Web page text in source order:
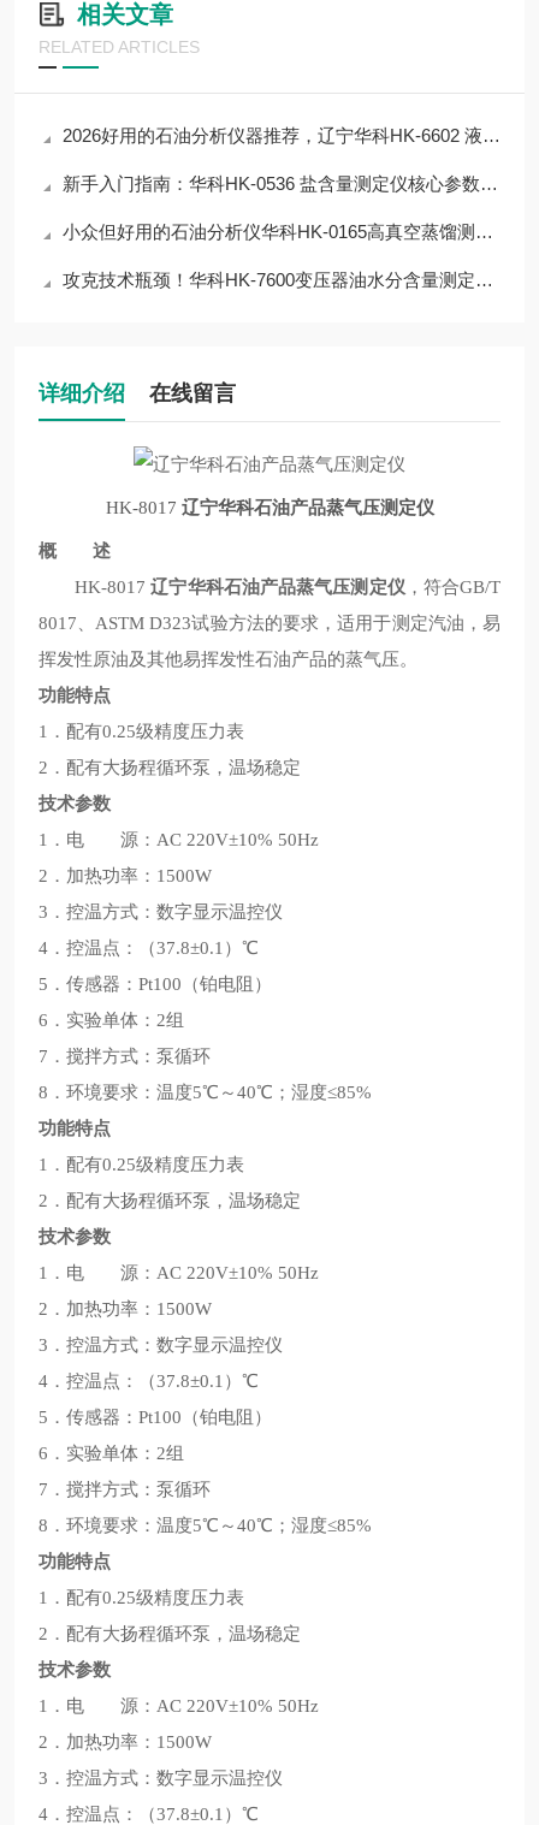
相关文章
RELATED ARTICLES
2026好用的石油分析仪器推荐，辽宁华科HK-6602 液化石油气蒸气压测定器
新手入门指南：华科HK-0536 盐含量测定仪核心参数解读，快速上手不踩雷
小众但好用的石油分析仪华科HK-0165高真空蒸馏测定器，解决行业检测难点
攻克技术瓶颈！华科HK-7600变压器油水分含量测定器技术优化方案，实测有效
详细介绍 在线留言
HK-8017 辽宁华科石油产品蒸气压测定仪
概 述
HK-8017辽宁华科石油产品蒸气压测定仪 ，符合GB/T
8017、ASTM D323试验方法的要求，适用于测定汽油，易
挥发性原油及其他易挥发性石油产品的蒸气压。
功能特点
1．配有0.25级精度压力表
2．配有大扬程循环泵，温场稳定
技术参数
1．电 源：AC 220V±10% 50Hz
2．加热功率：1500W
3．控温方式：数字显示温控仪
4．控温点：（37.8±0.1）℃
5．传感器：Pt100（铂电阻）
6．实验单体：2组
7．搅拌方式：泵循环
8．环境要求：温度5℃～40℃；湿度≤85%
功能特点
1．配有0.25级精度压力表
2．配有大扬程循环泵，温场稳定
技术参数
1．电 源：AC 220V±10% 50Hz
2．加热功率：1500W
3．控温方式：数字显示温控仪
4．控温点：（37.8±0.1）℃
5．传感器：Pt100（铂电阻）
6．实验单体：2组
7．搅拌方式：泵循环
8．环境要求：温度5℃～40℃；湿度≤85%
功能特点
1．配有0.25级精度压力表
2．配有大扬程循环泵，温场稳定
技术参数
1．电 源：AC 220V±10% 50Hz
2．加热功率：1500W
3．控温方式：数字显示温控仪
4．控温点：（37.8±0.1）℃